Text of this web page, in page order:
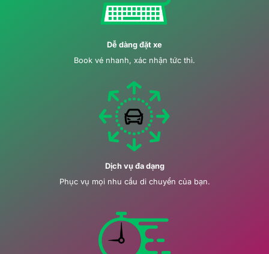
Dễ dàng đặt xe
Book vé nhanh, xác nhận tức thì.
Dịch vụ đa dạng
Phục vụ mọi nhu cầu di chuyển của bạn.